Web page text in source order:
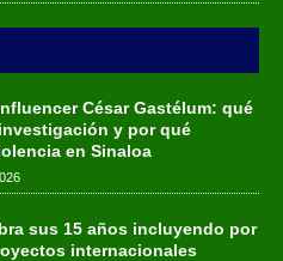
César Gastélum: qué
y por qué
en Sinaloa
sus 15 años incluyendo por
internacionales